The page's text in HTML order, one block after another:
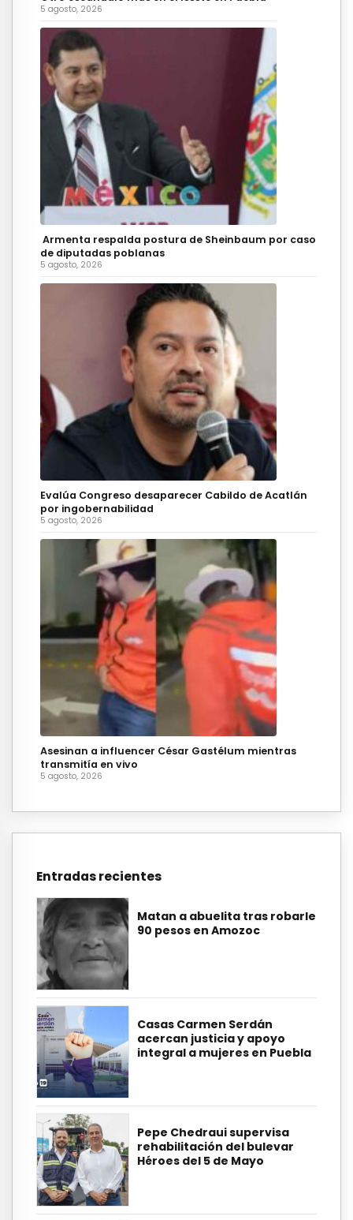
5 agosto, 2026
Armenta respalda postura de Sheinbaum por caso
de diputadas poblanas
5 agosto, 2026
Evalúa Congreso desaparecer Cabildo de Acatlán
por ingobernabilidad
5 agosto, 2026
Asesinan a influencer César Gastélum mientras
transmitía en vivo
5 agosto, 2026
Entradas recientes
Matan a abuelita tras robarle
90 pesos en Amozoc
Casas Carmen Serdán
acercan justicia y apoyo
integral a mujeres en Puebla
Pepe Chedraui supervisa
rehabilitación del bulevar
Héroes del 5 de Mayo